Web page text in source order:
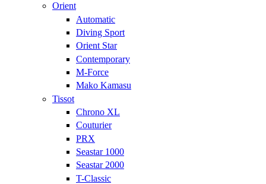
Orient
Automatic
Diving Sport
Orient Star
Contemporary
M-Force
Mako Kamasu
Tissot
Chrono XL
Couturier
PRX
Seastar 1000
Seastar 2000
T-Classic